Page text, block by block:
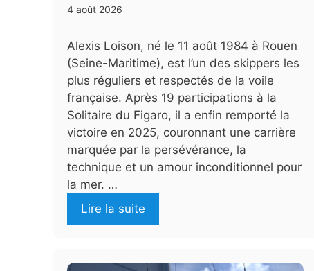
4 août 2026
Alexis Loison, né le 11 août 1984 à Rouen
(Seine-Maritime), est l’un des skippers les
plus réguliers et respectés de la voile
française. Après 19 participations à la
Solitaire du Figaro, il a enfin remporté la
victoire en 2025, couronnant une carrière
marquée par la persévérance, la
technique et un amour inconditionnel pour
la mer. …
Lire la suite